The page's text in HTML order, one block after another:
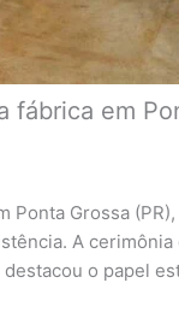
em
Ponta Grossa
A
o papel